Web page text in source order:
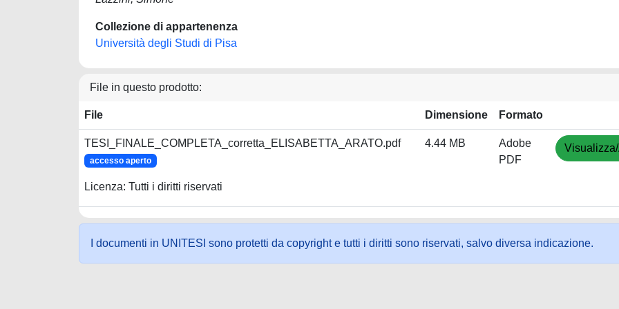
Collezione di appartenenza
Università degli Studi di Pisa
File in questo prodotto:
File Dimensione Formato
TESI_FINALE_COMPLETA_corretta_ELISABETTA_ARATO.pdf
accesso aperto
Licenza: Tutti i diritti riservati
4.44 MB
Adobe
PDF
I documenti in UNITESI sono protetti da copyright e tutti i diritti sono riservati, salvo diversa indicazione.